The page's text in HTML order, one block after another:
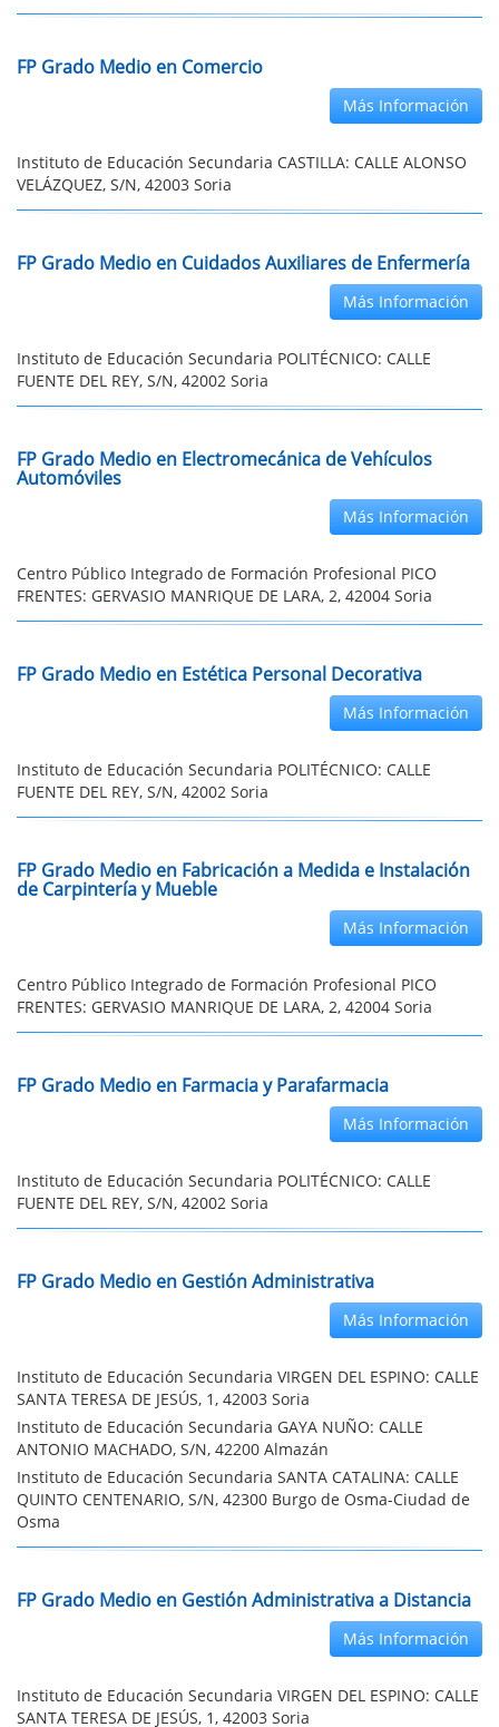
FP Grado Medio en Comercio
Más Información
Instituto de Educación Secundaria CASTILLA: CALLE ALONSO
VELÁZQUEZ, S/N, 42003 Soria
FP Grado Medio en Cuidados Auxiliares de Enfermería
Más Información
Instituto de Educación Secundaria POLITÉCNICO: CALLE
FUENTE DEL REY, S/N, 42002 Soria
FP Grado Medio en Electromecánica de Vehículos
Automóviles
Más Información
Centro Público Integrado de Formación Profesional PICO
FRENTES: GERVASIO MANRIQUE DE LARA, 2, 42004 Soria
FP Grado Medio en Estética Personal Decorativa
Más Información
Instituto de Educación Secundaria POLITÉCNICO: CALLE
FUENTE DEL REY, S/N, 42002 Soria
FP Grado Medio en Fabricación a Medida e Instalación
de Carpintería y Mueble
Más Información
Centro Público Integrado de Formación Profesional PICO
FRENTES: GERVASIO MANRIQUE DE LARA, 2, 42004 Soria
FP Grado Medio en Farmacia y Parafarmacia
Más Información
Instituto de Educación Secundaria POLITÉCNICO: CALLE
FUENTE DEL REY, S/N, 42002 Soria
FP Grado Medio en Gestión Administrativa
Más Información
Instituto de Educación Secundaria VIRGEN DEL ESPINO: CALLE
SANTA TERESA DE JESÚS, 1, 42003 Soria
Instituto de Educación Secundaria GAYA NUÑO: CALLE
ANTONIO MACHADO, S/N, 42200 Almazán
Instituto de Educación Secundaria SANTA CATALINA: CALLE
QUINTO CENTENARIO, S/N, 42300 Burgo de Osma-Ciudad de
Osma
FP Grado Medio en Gestión Administrativa a Distancia
Más Información
Instituto de Educación Secundaria VIRGEN DEL ESPINO: CALLE
SANTA TERESA DE JESÚS, 1, 42003 Soria